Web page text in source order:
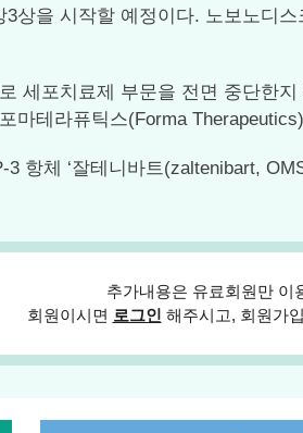
상을 시작할 예정이다. 노보노디
세포치료제 부문을 전면 중단한
마테라퓨틱스(Forma
항체 ‘잘테니바트(zaltenibart,
추가내용은 유료회원만 이
회원이시면 로그인 해주시고, 회원가